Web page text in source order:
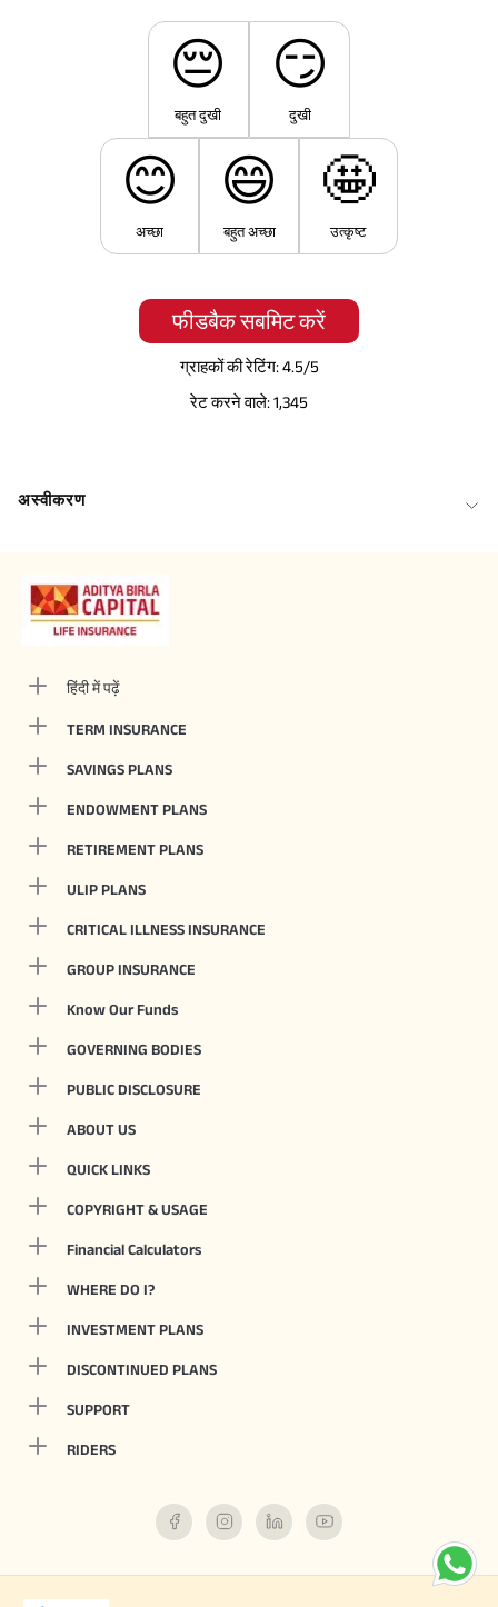
😔
बहुत दुखी
😏
दुखी
😊
अच्छा
😄
बहुत अच्छा
🤩
उत्कृष्ट
फीडबैक सबमिट करें
ग्राहकों की रेटिंग: 4.5/5
रेट करने वाले:1,345
अस्वीकरण
हिंदी में पढ़ें
TERM INSURANCE
SAVINGS PLANS
ENDOWMENT PLANS
RETIREMENT PLANS
ULIP PLANS
CRITICAL ILLNESS INSURANCE
GROUP INSURANCE
Know Our Funds
GOVERNING BODIES
PUBLIC DISCLOSURE
ABOUT US
QUICK LINKS
COPYRIGHT & USAGE
Financial Calculators
WHERE DO I?
INVESTMENT PLANS
DISCONTINUED PLANS
SUPPORT
RIDERS